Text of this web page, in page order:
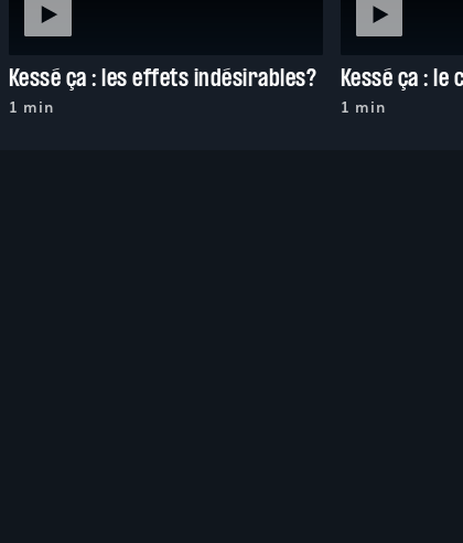
Kessé ça : les effets indésirables?
1 min
Kessé ça : le
1 min